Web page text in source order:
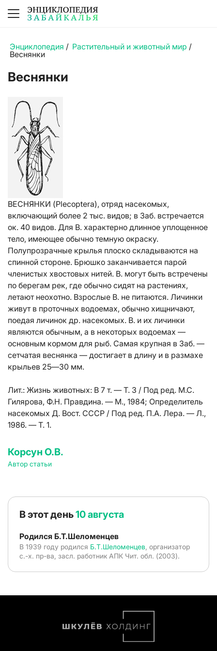
Энциклопедия / Растительный и животный мир /
Веснянки
Веснянки
ВЕСНЯНКИ (Plecoptera), отряд насекомых,
включающий более 2 тыс. видов; в Заб. встречается
ок. 40 видов. Для В. характерно длинное уплощенное
тело, имеющее обычно темную окраску.
Полупрозрачные крылья плоско складываются на
спинной стороне. Брюшко заканчивается парой
членистых хвостовых нитей. В. могут быть встречены
по берегам рек, где обычно сидят на растениях,
летают неохотно. Взрослые В. не питаются. Личинки
живут в проточных водоемах, обычно хищничают,
поедая личинок др. насекомых. В. и их личинки
являются обычным, а в некоторых водоемах —
основным кормом для рыб. Самая крупная в Заб. —
сетчатая веснянка — достигает в длину и в размахе
крыльев 25—30 мм.
Лит.: Жизнь животных: В 7 т. — Т. 3 / Под ред. М.С.
Гилярова, Ф.Н. Правдина. — М., 1984; Определитель
насекомых Д. Вост. СССР / Под ред. П.А. Лера. — Л.,
1986. — Т. 1.
Корсун О.В.
Автор статьи
В этот день10 августа
Родился Б.Т.Шеломенцев
В 1939 году родился Б.Т.Шеломенцев , организатор
с.-х. пр-ва, засл. работник АПК Чит. обл. (2003).